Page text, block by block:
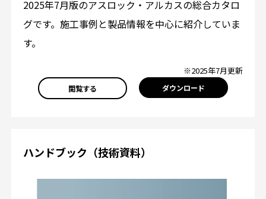
2025年7月版のアスロック・アルカスの総合カタロ
グです。施工事例と製品情報を中心に紹介していま
す。
※2025年7月更新
閲覧する ダウンロード
ハンドブック（技術資料）